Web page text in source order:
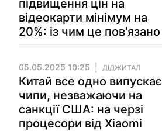
підвищення цін на
відеокарти мінімум на
20%: із чим це пов'язано
05.05.2025 10:25 ДІДЖИТАЛ
Китай все одно випускає
чипи, незважаючи на
санкції США: на черзі
процесори від Xiaomi